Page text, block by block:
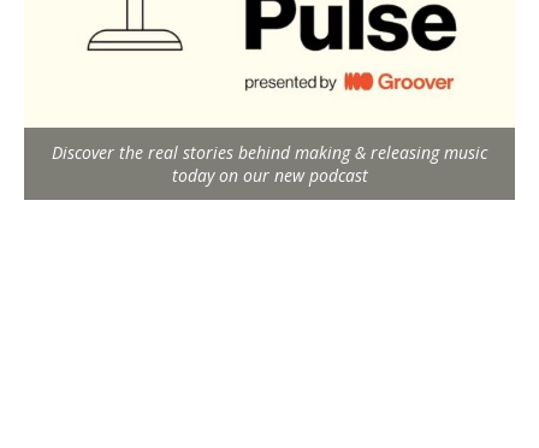
Discover the real stories behind making & releasing music
today on our new podcast